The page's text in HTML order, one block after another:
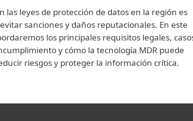
las leyes de protección de datos en la región es
sanciones y daños reputacionales. En este
los principales requisitos legales,
y cómo la tecnología MDR puede
riesgos y proteger la información crítica.